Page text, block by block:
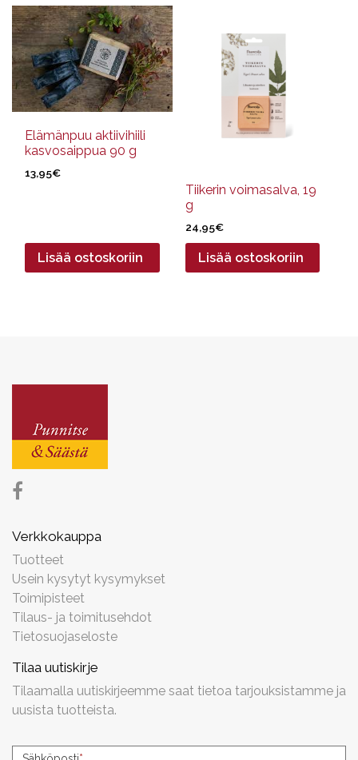
Elämänpuu aktiivihiili
kasvosaippua 90 g
13,95€
Lisää ostoskoriin
Tiikerin voimasalva, 19
g
24,95€
Lisää ostoskoriin
Verkkokauppa
Tuotteet
Usein kysytyt kysymykset
Toimipisteet
Tilaus- ja toimitusehdot
Tietosuojaseloste
Tilaa uutiskirje
Tilaamalla uutiskirjeemme saat tietoa tarjouksistamme ja
uusista tuotteista.
Uutiskirjeen